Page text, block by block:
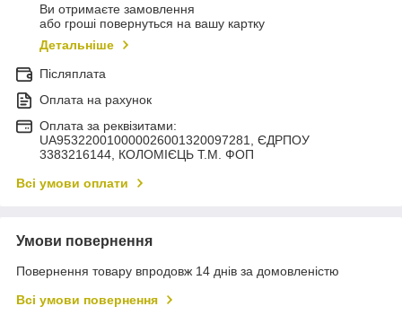
Ви отримаєте замовлення
або гроші повернуться на вашу картку
Детальніше
Післяплата
Оплата на рахунок
Оплата за реквізитами:
UA953220010000026001320097281, ЄДРПОУ
3383216144, КОЛОМIЄЦЬ Т.М. ФОП
Всі умови оплати
Умови повернення
Повернення товару впродовж 14 днів за домовленістю
Всі умови повернення